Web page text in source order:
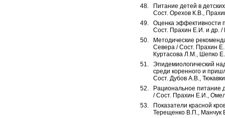
Питание детей в
Сост. Орехов К.В.,
Оценка эффективности
Сост. Прахин Е.И. и др.
Методические
Севера / Сост. Прахин
Куртасова Л.М., Шепко
Эпидемиологический
среди коренного и
Сост. Дубов А.В.,
Рациональное питание
/ Сост. Прахин Е.И.,
Показатели красной
Терещенко В.П., Манчук